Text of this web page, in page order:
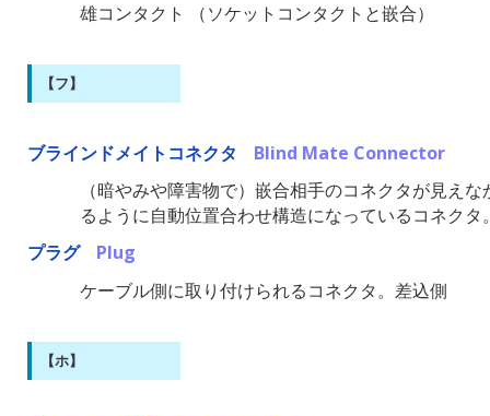
雄コンタクト （ソケットコンタクトと嵌合）
【フ】
ブラインドメイトコネクタ
Blind Mate Connector
（暗やみや障害物で）嵌合相手のコネクタが見え
るように自動位置合わせ構造になっているコネクタ
プラグ
Plug
ケーブル側に取り付けられるコネクタ。差込側
【ホ】